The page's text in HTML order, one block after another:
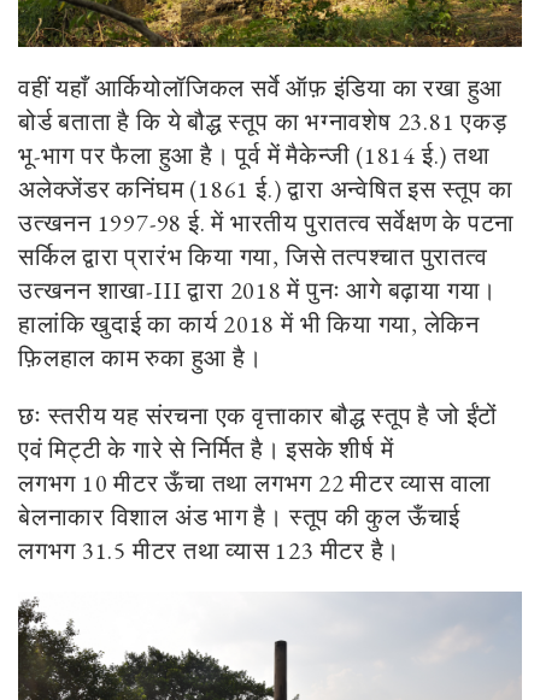
वहीं यहाँ आर्कियोलॉजिकल सर्वे ऑफ़ इंडिया का रखा हुआ
बोर्ड बताता है कि ये बौद्ध स्तूप का भग्नावशेष 23.81 एकड़
भू-भाग पर फैला हुआ है। पूर्व में मैकेन्जी (1814ई.) तथा
अलेक्जेंडर कनिंघम (1861 ई.) द्वारा अन्वेषित इस स्तूप का
उत्खनन 1997-98 ई. में भारतीय पुरातत्व सर्वेक्षण के पटना
सर्किल द्वारा प्रारंभ किया गया,जिसे तत्पश्चात पुरातत्व
उत्खनन शाखा-IIIद्वारा 2018में पुनः आगे बढ़ाया गया।
हालांकि खुदाई का कार्य2018 में भी किया गया,लेकिन
फ़िलहाल काम रुका हुआ है।
छः स्तरीय यह संरचना एक वृत्ताकार बौद्ध स्तूप है जो ईंटों
एवं मिट्टी के गारे से निर्मित है। इसके शीर्ष में
लगभग 10मीटर ऊँचा तथा लगभग 22मीटर व्यास वाला
बेलनाकार विशाल अंड भाग है। स्तूप की कुल ऊँचाई
लगभग 31.5 मीटर तथा व्यास123 मीटर है।